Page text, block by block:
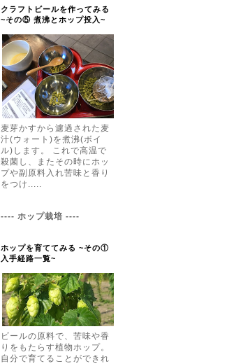
クラフトビールを作ってみる
~その⑤ 煮沸とホップ投入~
麦芽かすから濾過された麦
汁(ウォート)を煮沸(ボイ
ル)します。 これで高温で
殺菌し、またその時にホッ
プや副原料入れ苦味と香り
をつけ.....
---- ホップ栽培 ----
ホップを育ててみる ~その①
入手経路一覧~
ビールの原料で、苦味や香
りをもたらす植物ホップ。
自分で育てることができれ